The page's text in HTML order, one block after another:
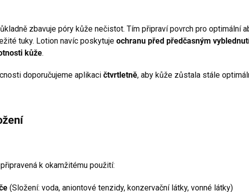
zbavuje póry kůže nečistot. Tím připraví povrch pro optimální
tuky. Lotion navíc poskytuje ochranu před předčasným
kůže.
doporučujeme aplikaci čtvrtletně, aby kůže zůstala stále
k okamžitému použití:
(Složení: voda, aniontové tenzidy, konzervační látky, vonné látky)